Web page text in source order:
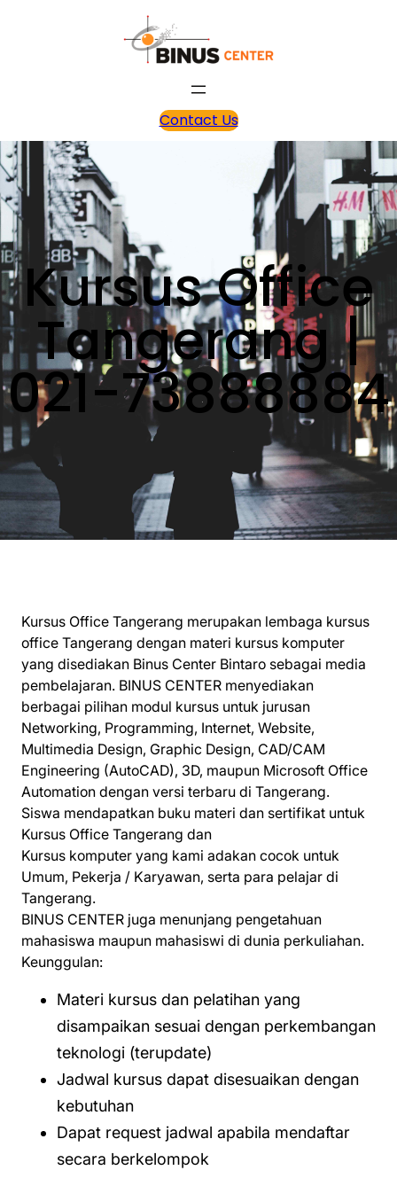
Contact Us
Kursus Office
Tangerang |
021-73888884
Kursus Office Tangerang merupakan lembaga kursus
office Tangerang dengan materi kursus komputer
yang disediakan Binus Center Bintaro sebagai media
pembelajaran. BINUS CENTER menyediakan
berbagai pilihan modul kursus untuk jurusan
Networking, Programming, Internet, Website,
Multimedia Design, Graphic Design, CAD/CAM
Engineering (AutoCAD), 3D, maupun Microsoft Office
Automation dengan versi terbaru di Tangerang.
Siswa mendapatkan buku materi dan sertifikat untuk
Kursus Office Tangerang dan
Kursus komputer yang kami adakan cocok untuk
Umum, Pekerja / Karyawan, serta para pelajar di
Tangerang.
BINUS CENTER juga menunjang pengetahuan
mahasiswa maupun mahasiswi di dunia perkuliahan.
Keunggulan:
Materi kursus dan pelatihan yang
disampaikan sesuai dengan perkembangan
teknologi (terupdate)
Jadwal kursus dapat disesuaikan dengan
kebutuhan
Dapat request jadwal apabila mendaftar
secara berkelompok